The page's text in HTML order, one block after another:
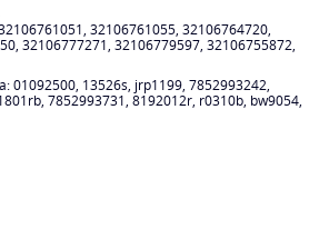
32106761055, 32106764720,
32106777271, 32106779597, 32106755872,
01092500, 13526s, jrp1199, 7852993242,
7852993731, 8192012r, r0310b, bw9054,